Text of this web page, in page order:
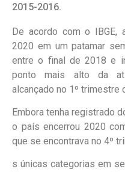
2015-2016.
De acordo com o IBGE,
2020 em um patamar
entre o final de 2018 e
ponto mais alto da
alcançado no 1º trimestre
Embora tenha registrado
o país encerrou 2020
que se encontrava no 4º
s únicas categorias em